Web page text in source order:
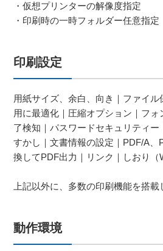
・仮想プリンターの解像度指定
・印刷時の一時フォルダー任意指定
印刷設定
用紙サイズ、余白、向き｜ファイ
用に最適化｜圧縮オプション｜フォ
了検知｜パスワードセキュリティー
すかし｜文書情報の設定｜PDF/A、
換してPDF出力｜リンク｜しおり（
上記以外に、多数の印刷機能を搭載
動作環境